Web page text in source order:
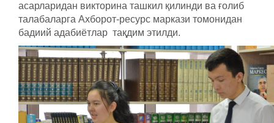
асарларидан викторина ташкил қилинди ва ғолиб
талабаларга Ахборот-ресурс маркази томонидан
бадиий адабиётлар тақдим этилди.